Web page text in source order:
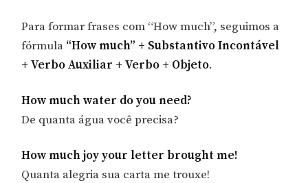
Para formar frases com “How much”, seguimos a
fórmula “How much” + Substantivo Incontável
+ Verbo Auxiliar + Verbo + Objeto.
How much water do you need?
De quanta água você precisa?
How much joy your letter brought me!
Quanta alegria sua carta me trouxe!